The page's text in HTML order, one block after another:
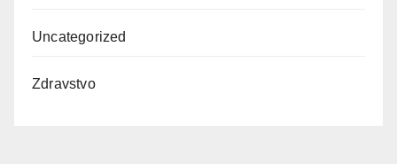
Uncategorized
Zdravstvo